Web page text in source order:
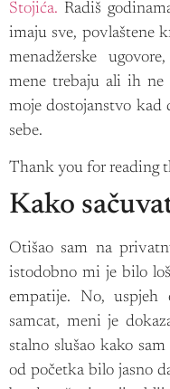
Stojića. Radiš
imaju sve, povlaštene
menadžerske
mene trebaju ali ih ne
moje dostojanstvo kad
sebe.
Thank you for reading
Kako
Otišao sam na
istodobno mi je bilo
empatije. No, uspjeh
samcat, meni je
stalno slušao kako
od početka bilo jasno